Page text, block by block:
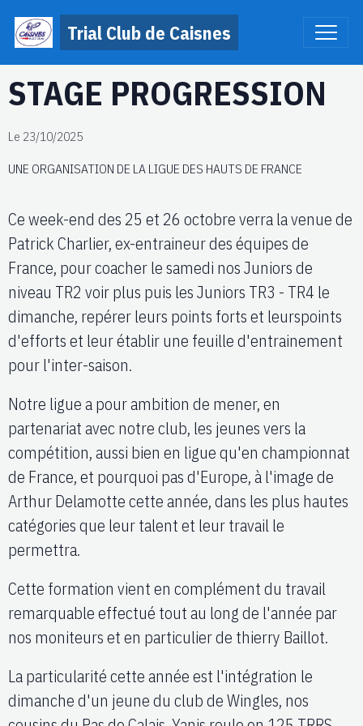
Trial Club de Caisnes
STAGE PROGRESSION
Le 23/10/2025
UNE ORGANISATION DE LA LIGUE DES HAUTS DE FRANCE
Ce week-end des 25 et 26 octobre verra la venue de
Patrick Charlier, ex-entraineur des équipes de
France, pour coacher le samedi nos Juniors de
niveau TR2 voir plus puis les Juniors TR3 - TR4 le
dimanche, repérer leurs points forts et leurspoints
d'efforts et leur établir une feuille d'entrainement
pour l'inter-saison.
Notre ligue a pour ambition de mener, en
partenariat avec notre club, les jeunes vers la
compétition, aussi bien en ligue qu'en championnat
de France, et pourquoi pas d'Europe, à l'image de
Arthur Delamotte cette année, dans les plus hautes
catégories que leur talent et leur travail le
permettra.
Cette formation vient en complément du travail
remarquable effectué tout au long de l'année par
nos moniteurs et en particulier de thierry Baillot.
La particularité cette année est l'intégration le
dimanche d'un jeune du club de Wingles, nos